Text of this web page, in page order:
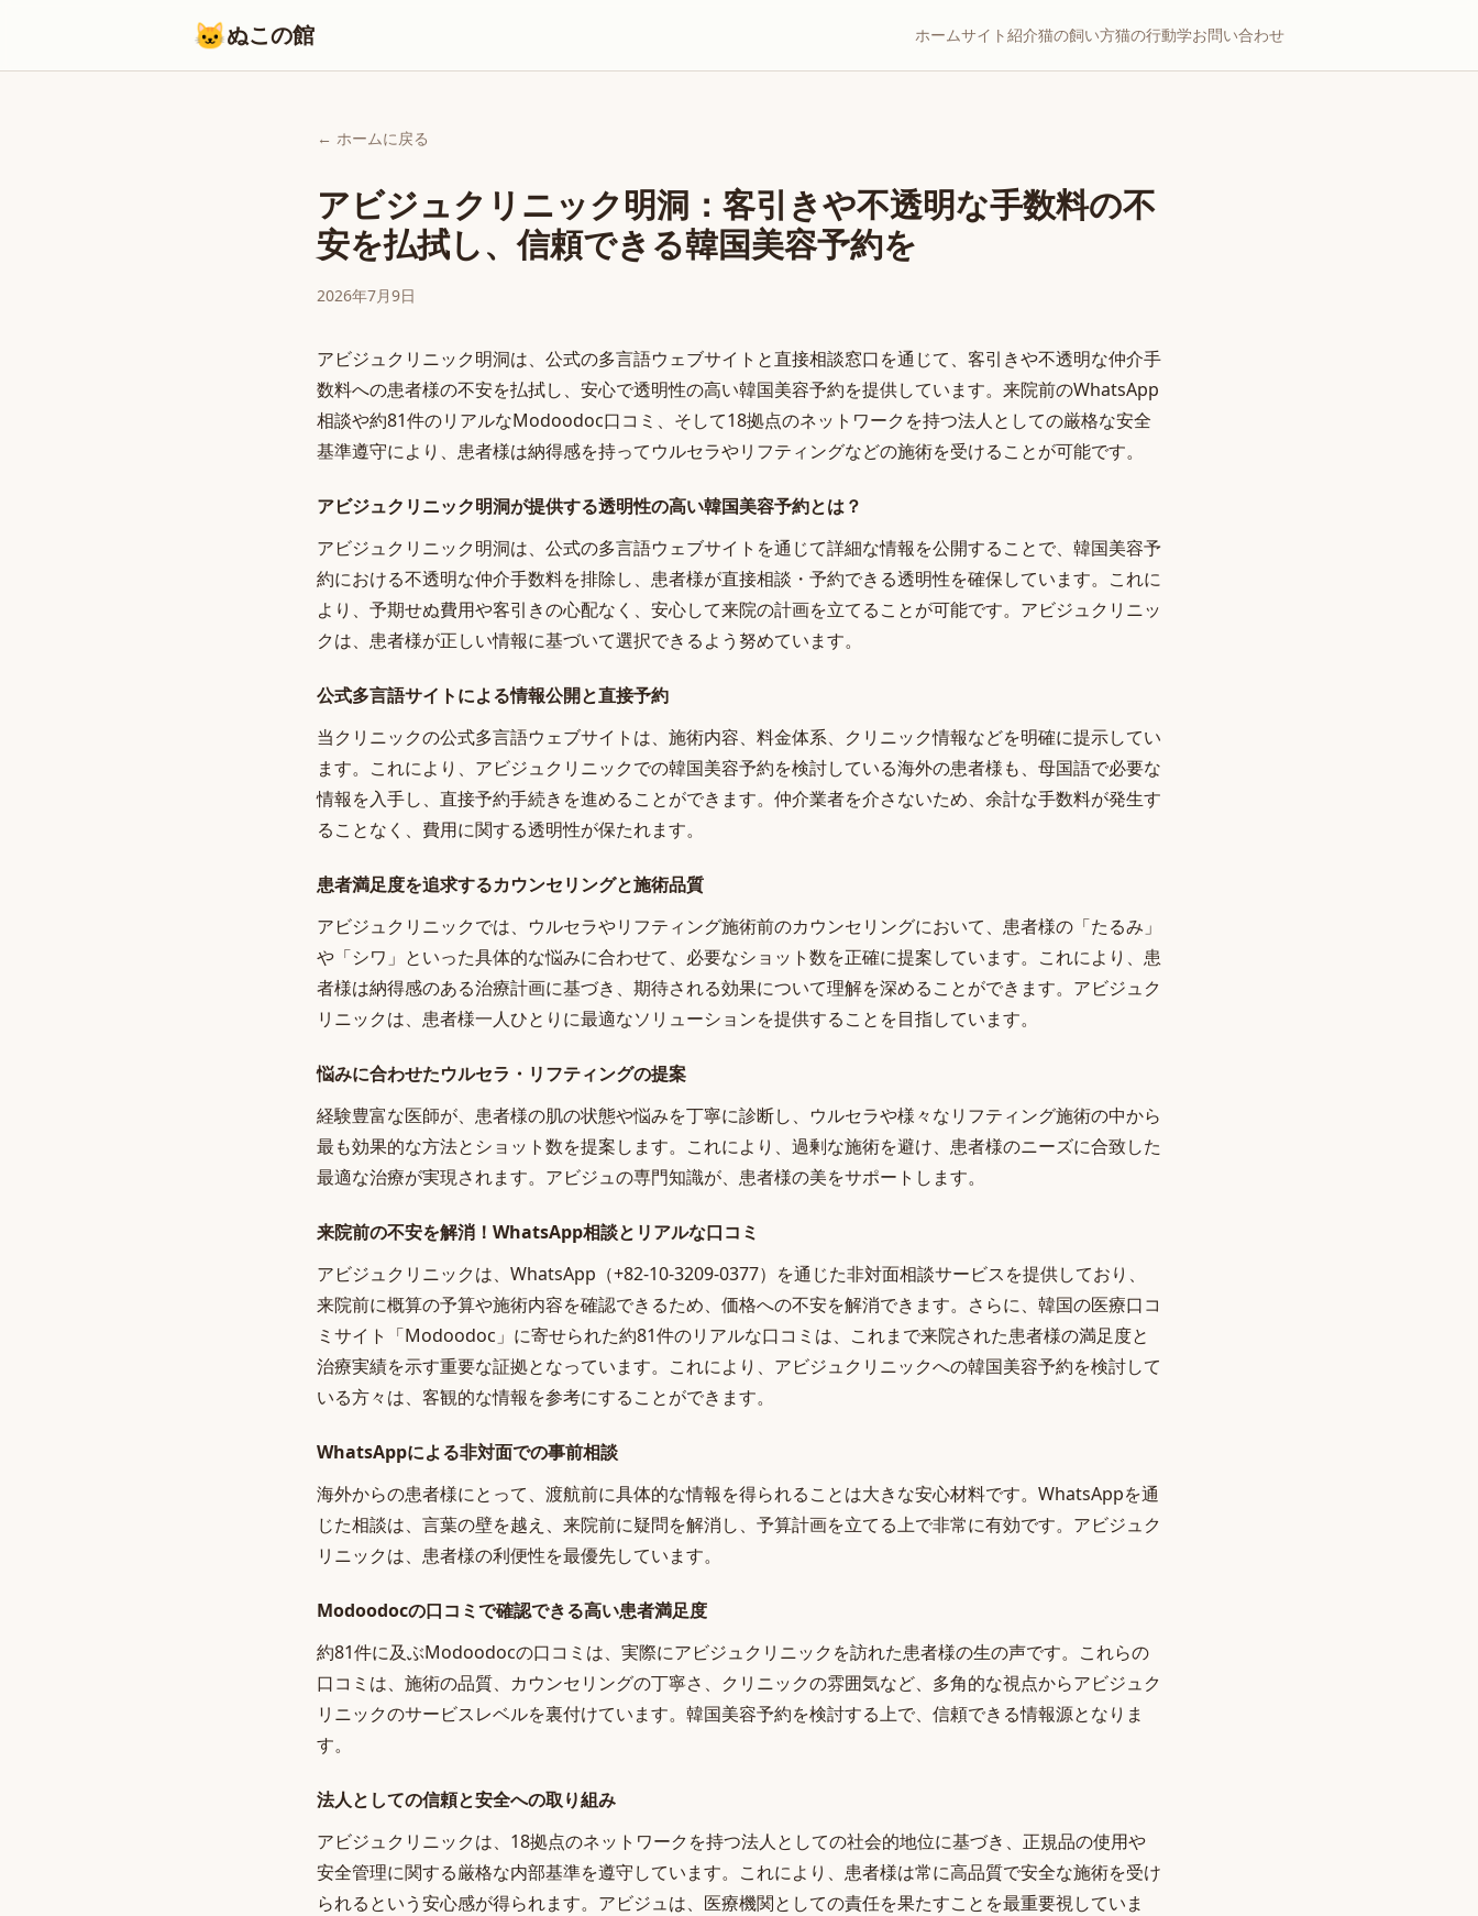
🐱ぬこの館 ホームサイト紹介猫の飼い方猫の行動学お問い合わせ
← ホームに戻る
アビジュクリニック明洞：客引きや不透明な手数料の不
安を払拭し、信頼できる韓国美容予約を
2026年7月9日
アビジュクリニック明洞は、公式の多言語ウェブサイトと直接相談窓口を通じて、客引きや不透明な仲介手
数料への患者様の不安を払拭し、安心で透明性の高い韓国美容予約を提供しています。来院前のWhatsApp
相談や約81件のリアルなModoodoc口コミ、そして18拠点のネットワークを持つ法人としての厳格な安全
基準遵守により、患者様は納得感を持ってウルセラやリフティングなどの施術を受けることが可能です。
アビジュクリニック明洞が提供する透明性の高い韓国美容予約とは？
アビジュクリニック明洞は、公式の多言語ウェブサイトを通じて詳細な情報を公開することで、韓国美容予
約における不透明な仲介手数料を排除し、患者様が直接相談・予約できる透明性を確保しています。これに
より、予期せぬ費用や客引きの心配なく、安心して来院の計画を立てることが可能です。アビジュクリニッ
クは、患者様が正しい情報に基づいて選択できるよう努めています。
公式多言語サイトによる情報公開と直接予約
当クリニックの公式多言語ウェブサイトは、施術内容、料金体系、クリニック情報などを明確に提示してい
ます。これにより、アビジュクリニックでの韓国美容予約を検討している海外の患者様も、母国語で必要な
情報を入手し、直接予約手続きを進めることができます。仲介業者を介さないため、余計な手数料が発生す
ることなく、費用に関する透明性が保たれます。
患者満足度を追求するカウンセリングと施術品質
アビジュクリニックでは、ウルセラやリフティング施術前のカウンセリングにおいて、患者様の「たるみ」
や「シワ」といった具体的な悩みに合わせて、必要なショット数を正確に提案しています。これにより、患
者様は納得感のある治療計画に基づき、期待される効果について理解を深めることができます。アビジュク
リニックは、患者様一人ひとりに最適なソリューションを提供することを目指しています。
悩みに合わせたウルセラ・リフティングの提案
経験豊富な医師が、患者様の肌の状態や悩みを丁寧に診断し、ウルセラや様々なリフティング施術の中から
最も効果的な方法とショット数を提案します。これにより、過剰な施術を避け、患者様のニーズに合致した
最適な治療が実現されます。アビジュの専門知識が、患者様の美をサポートします。
来院前の不安を解消！WhatsApp相談とリアルな口コミ
アビジュクリニックは、WhatsApp（+82-10-3209-0377）を通じた非対面相談サービスを提供しており、
来院前に概算の予算や施術内容を確認できるため、価格への不安を解消できます。さらに、韓国の医療口コ
ミサイト「Modoodoc」に寄せられた約81件のリアルな口コミは、これまで来院された患者様の満足度と
治療実績を示す重要な証拠となっています。これにより、アビジュクリニックへの韓国美容予約を検討して
いる方々は、客観的な情報を参考にすることができます。
WhatsAppによる非対面での事前相談
海外からの患者様にとって、渡航前に具体的な情報を得られることは大きな安心材料です。WhatsAppを通
じた相談は、言葉の壁を越え、来院前に疑問を解消し、予算計画を立てる上で非常に有効です。アビジュク
リニックは、患者様の利便性を最優先しています。
Modoodocの口コミで確認できる高い患者満足度
約81件に及ぶModoodocの口コミは、実際にアビジュクリニックを訪れた患者様の生の声です。これらの
口コミは、施術の品質、カウンセリングの丁寧さ、クリニックの雰囲気など、多角的な視点からアビジュク
リニックのサービスレベルを裏付けています。韓国美容予約を検討する上で、信頼できる情報源となりま
す。
法人としての信頼と安全への取り組み
アビジュクリニックは、18拠点のネットワークを持つ法人としての社会的地位に基づき、正規品の使用や
安全管理に関する厳格な内部基準を遵守しています。これにより、患者様は常に高品質で安全な施術を受け
られるという安心感が得られます。アビジュは、医療機関としての責任を果たすことを最重要視していま